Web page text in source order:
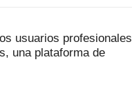
usuarios profesionales
una plataforma de